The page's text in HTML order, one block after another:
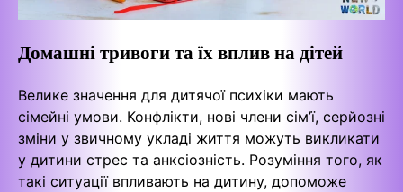
Домашні тривоги та їх вплив на дітей
Велике значення для дитячої психіки мають
сімейні умови. Конфлікти, нові члени сім’ї, серйозні
зміни у звичному укладі життя можуть викликати
у дитини стрес та анксіозність. Розуміння того, як
такі ситуації впливають на дитину, допоможе